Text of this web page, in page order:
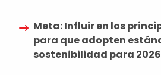
Meta: Influir en los
para que adopten
sostenibilidad para